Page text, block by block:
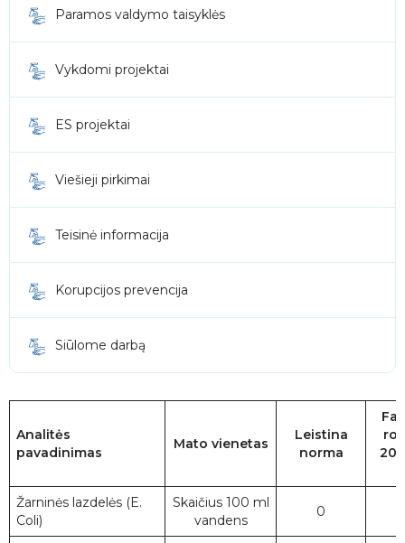
Paramos valdymo taisyklės
Vykdomi projektai
ES projektai
Viešieji pirkimai
Teisinė informacija
Korupcijos prevencija
Siūlome darbą
Analitės
pavadinimas
Mato vienetas
Leistina
norma
Žarninės lazdelės (E.
Coli)
Skaičius 100 ml
vandens
0